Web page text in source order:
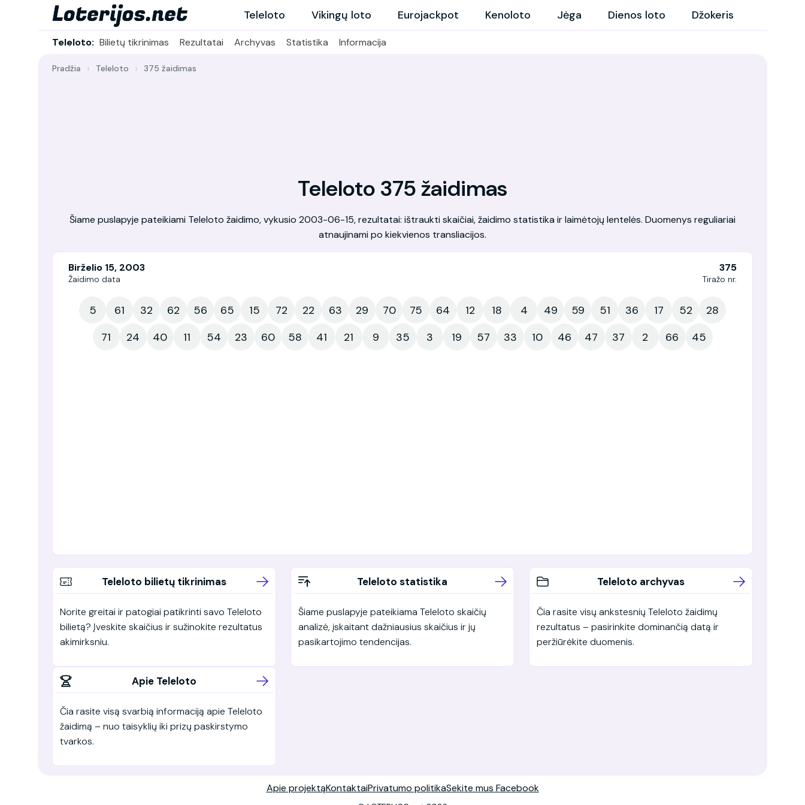
Teleloto Vikingų loto Eurojackpot Kenoloto Jėga Dienos loto Džokeris
Teleloto: Bilietų tikrinimas Rezultatai Archyvas Statistika Informacija
Pradžia Teleloto 375 žaidimas
Teleloto 375 žaidimas
Šiame puslapyje pateikiami Teleloto žaidimo, vykusio 2003-06-15, rezultatai: ištraukti skaičiai, žaidimo statistika ir laimėtojų lentelės. Duomenys reguliariai
atnaujinami po kiekvienos transliacijos.
Birželio 15, 2003
Žaidimo data
375
Tiražo nr.
5 61 32 62 56 65 15 72 22 63 29 70 75 64 12 18 4 49 59 51 36 17 52
28
71
24 40 11 54 23 60 58 41 21 9 35 3 19 57 33 10 46 47 37 2 66 45
Teleloto bilietų tikrinimas
Norite greitai ir patogiai patikrinti savo Teleloto
bilietą? Įveskite skaičius ir sužinokite rezultatus
akimirksniu.
Teleloto statistika
Šiame puslapyje pateikiama Teleloto skaičių
analizė, įskaitant dažniausius skaičius ir jų
pasikartojimo tendencijas.
Teleloto archyvas
Čia rasite visų ankstesnių Teleloto žaidimų
rezultatus – pasirinkite dominančią datą ir
peržiūrėkite duomenis.
Apie Teleloto
Čia rasite visą svarbią informaciją apie Teleloto
žaidimą – nuo taisyklių iki prizų paskirstymo
tvarkos.
Apie projektąKontaktaiPrivatumo politikaSekite mus Facebook